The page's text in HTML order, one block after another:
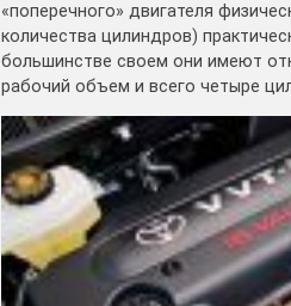
«поперечного» двигателя
количества цилиндров)
большинстве своем они имеют
рабочий объем и всего четыре